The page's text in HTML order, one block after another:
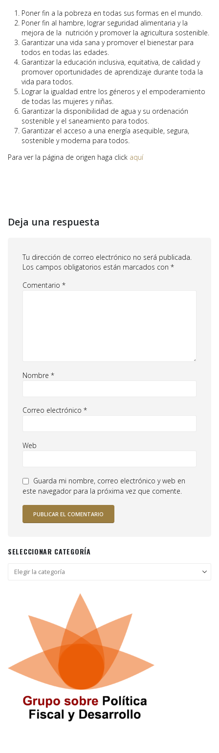
Poner fin a la pobreza en todas sus formas en el mundo.
Poner fin al hambre, lograr seguridad alimentaria y la
mejora de la nutrición y promover la agricultura sostenible.
Garantizar una vida sana y promover el bienestar para
todos en todas las edades.
Garantizar la educación inclusiva, equitativa, de calidad y
promover oportunidades de aprendizaje durante toda la
vida para todos.
Lograr la igualdad entre los géneros y el empoderamiento
de todas las mujeres y niñas.
Garantizar la disponibilidad de agua y su ordenación
sostenible y el saneamiento para todos.
Garantizar el acceso a una energía asequible, segura,
sostenible y moderna para todos.
Para ver la página de origen haga click aquí
Deja una respuesta
Tu dirección de correo electrónico no será publicada.
Los campos obligatorios están marcados con *
Comentario *
Nombre *
Correo electrónico *
Web
Guarda mi nombre, correo electrónico y web en
este navegador para la próxima vez que comente.
SELECCIONAR CATEGORÍA
Seleccionar
categoría